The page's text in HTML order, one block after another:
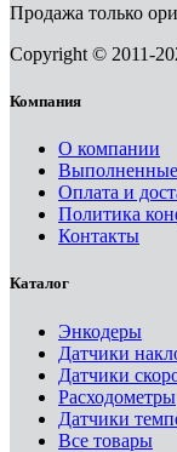
Продажа только
Copyright © 2011-
Компания
О компании
Выполненные
Оплата и
Политика
Контакты
Каталог
Энкодеры
Датчики
Датчики
Расходометры
Датчики
Все товары